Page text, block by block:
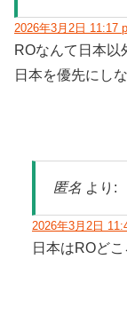
2026年3月2日 11:17
ROなんて日本以
日本を優先にし
匿名 より:
2026年3月2日
日本はROど